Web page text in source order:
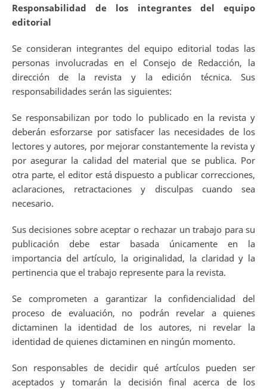
Responsabilidad de los integrantes del equipo
editorial
Se consideran integrantes del equipo editorial todas las
personas involucradas en el Consejo de Redacción, la
dirección de la revista y la edición técnica. Sus
responsabilidades serán las siguientes:
Se responsabilizan por todo lo publicado en la revista y
deberán esforzarse por satisfacer las necesidades de los
lectores y autores, por mejorar constantemente la revista y
por asegurar la calidad del material que se publica. Por
otra parte, el editor está dispuesto a publicar correcciones,
aclaraciones, retractaciones y disculpas cuando sea
necesario.
Sus decisiones sobre aceptar o rechazar un trabajo para su
publicación debe estar basada únicamente en la
importancia del artículo, la originalidad, la claridad y la
pertinencia que el trabajo represente para la revista.
Se comprometen a garantizar la confidencialidad del
proceso de evaluación, no podrán revelar a quienes
dictaminen la identidad de los autores, ni revelar la
identidad de quienes dictaminen en ningún momento.
Son responsables de decidir qué artículos pueden ser
aceptados y tomarán la decisión final acerca de los